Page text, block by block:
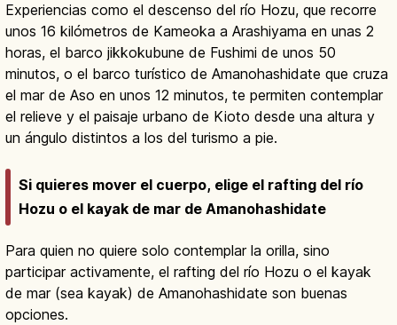
Experiencias como el descenso del río Hozu, que recorre
unos 16 kilómetros de Kameoka a Arashiyama en unas 2
horas, el barco jikkokubune de Fushimi de unos 50
minutos, o el barco turístico de Amanohashidate que cruza
el mar de Aso en unos 12 minutos, te permiten contemplar
el relieve y el paisaje urbano de Kioto desde una altura y
un ángulo distintos a los del turismo a pie.
Si quieres mover el cuerpo, elige el rafting del río
Hozu o el kayak de mar de Amanohashidate
Para quien no quiere solo contemplar la orilla, sino
participar activamente, el rafting del río Hozu o el kayak
de mar (sea kayak) de Amanohashidate son buenas
opciones.